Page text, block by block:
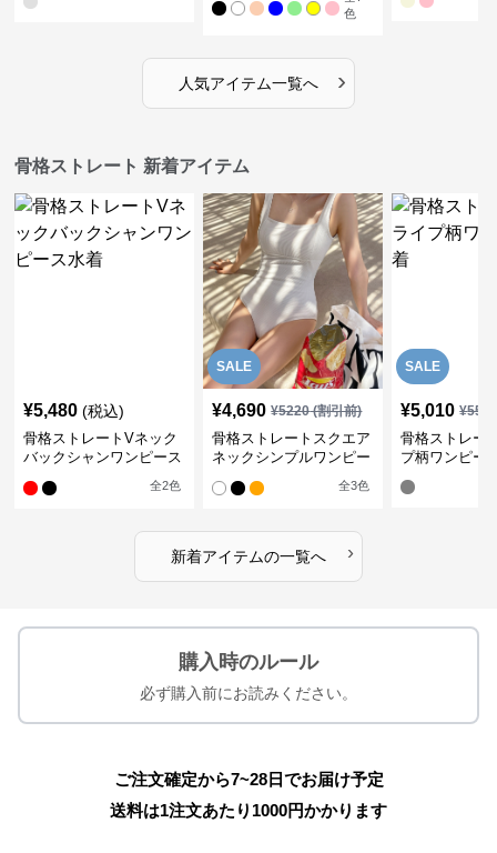
色
人気アイテム一覧へ ›
骨格ストレート 新着アイテム
¥5,480 (税込)
骨格ストレートVネック
バックシャンワンピース
全2色
SALE
¥4,690 ¥5220(割引前)
骨格ストレートスクエア
ネックシンプルワンピー
全3色
SALE
¥5,010 ¥
骨格ストレー
プ柄ワンピー
新着アイテムの一覧へ ›
購入時のルール
必ず購入前にお読みください。
ご注文確定から7~28日でお届け予定
送料は1注文あたり 1000円かかります